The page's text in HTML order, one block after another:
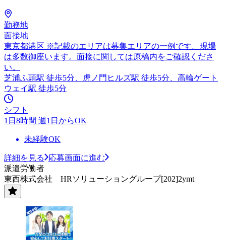
勤務地
面接地
東京都港区 ※記載のエリアは募集エリアの一例です。現場
は多数御座います。面接に関しては原稿内をご確認くださ
い。
芝浦ふ頭駅 徒歩5分、虎ノ門ヒルズ駅 徒歩5分、高輪ゲート
ウェイ駅 徒歩5分
シフト
1日8時間 週1日からOK
未経験OK
詳細を見る
応募画面に進む
派遣労働者
東西株式会社 HRソリューショングループ[202]2ymt